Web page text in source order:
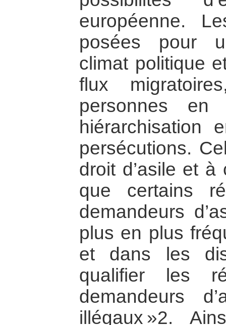
européenne.
posées pour
climat politique
flux
personnes en
hiérarchisation
persécutions.
droit d’asile et
que certains
demandeurs
plus en plus
et dans les
qualifier les
demandeurs
illégaux »2.